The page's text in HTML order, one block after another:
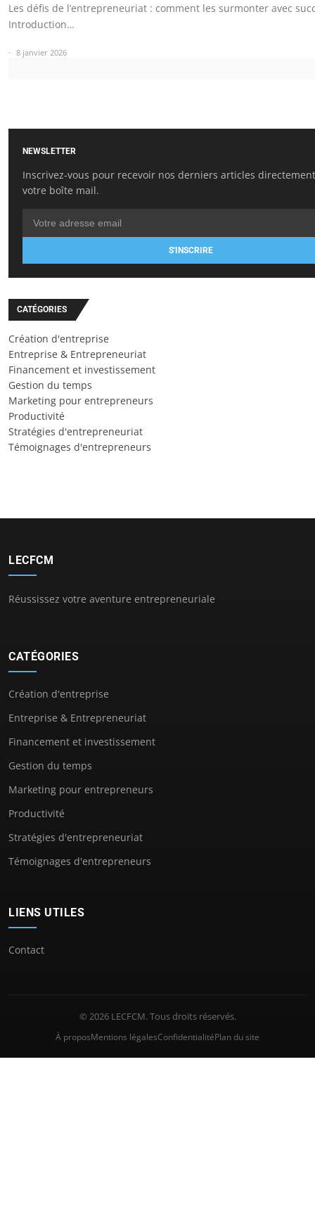
Les défis de l’entrepreneuriat : comment les surmonter avec
Introduction…
8 janvier 2026
NEWSLETTER
Inscrivez-vous pour recevoir nos derniers articles
votre boîte mail.
S'INSCRIRE
CATÉGORIES
Création d'entreprise
Entreprise & Entrepreneuriat
Financement et investissement
Gestion du temps
Marketing pour entrepreneurs
Productivité
Stratégies d'entrepreneuriat
Témoignages d'entrepreneurs
LECFCM
Réussissez votre aventure entrepreneuriale
CATÉGORIES
Création d'entreprise
Entreprise & Entrepreneuriat
Financement et investissement
Gestion du temps
Marketing pour entrepreneurs
Productivité
Stratégies d'entrepreneuriat
Témoignages d'entrepreneurs
LIENS UTILES
Contact
© 2026 LECFCM. Tous droits réservés.
À proposMentions légalesConfidentialitéPlan du site